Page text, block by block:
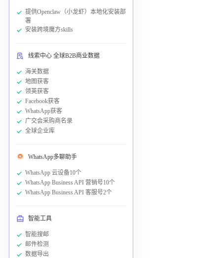
提供Openclaw（小龙虾）本地化安装部
署
安装跨境魔方skills
线索中心 全球B2B商业数据
海关数据
地图获客
领英获客
Facebook获客
WhatsApp获客
广交会采购商名录
全球企业库
WhatsApp多聊助手
WhatsApp 云设备10个
WhatsApp Business API 营销号10个
WhatsApp Business API 客服号2个
智能工具
智能搜邮
邮件检测
数据导出